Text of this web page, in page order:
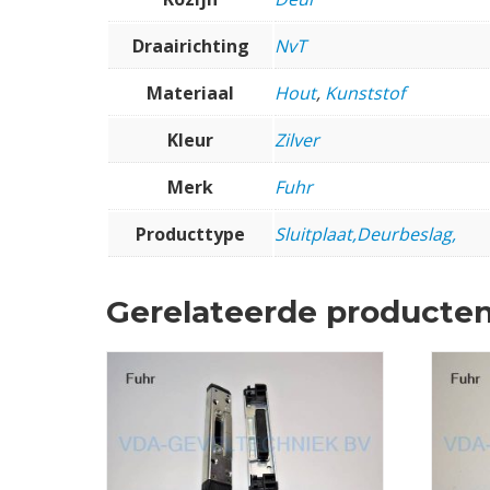
Draairichting
NvT
Materiaal
Hout, Kunststof
Kleur
Zilver
Merk
Fuhr
Producttype
Sluitplaat,Deurbeslag,
Gerelateerde